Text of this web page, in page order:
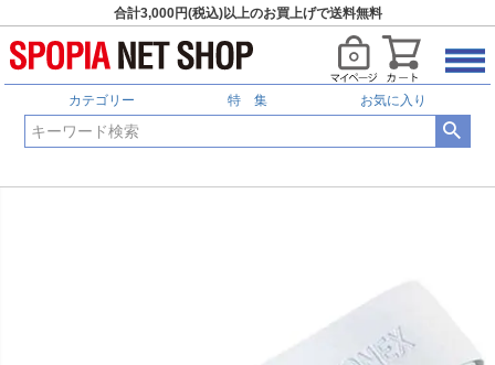
合計3,000円(税込)以上のお買上げで送料無料
カテゴリー 特 集 お気に入り